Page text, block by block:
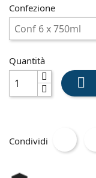
Confezione
Quantità

Condividi